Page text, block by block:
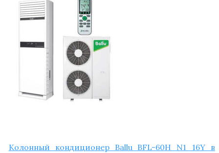
Колон­ный кон­ди­ци­о­нер Ballu BFL-60H N1_​16Y в